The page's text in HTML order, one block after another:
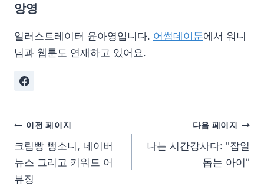
앙영
일러스트레이터 윤아영입니다. 어썸데이툰에서 워니
님과 웹툰도 연재하고 있어요.
이전 페이지
크림빵 뺑소니, 네이버
뉴스 그리고 키워드 어
뷰징
다음 페이지
나는 시간강사다: "잡일
돕는 아이"